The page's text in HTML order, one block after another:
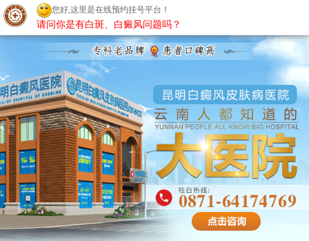
昆明白癜风医院
您好,这里是在线预约挂号平台！
请问你是有白斑、白癜风问题吗？